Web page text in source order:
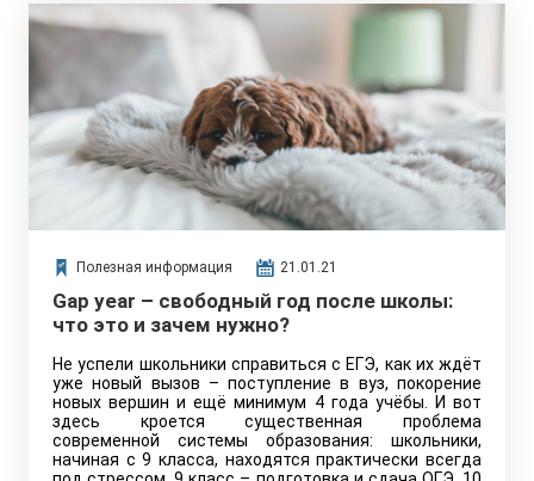
Полезная информация 21.01.21
Gap year – свободный год после школы:
что это и зачем нужно?
Не успели школьники справиться с ЕГЭ, как их ждёт
уже новый вызов – поступление в вуз, покорение
новых вершин и ещё минимум 4 года учёбы. И вот
здесь кроется существенная проблема
современной системы образования: школьники,
начиная с 9 класса, находятся практически всегда